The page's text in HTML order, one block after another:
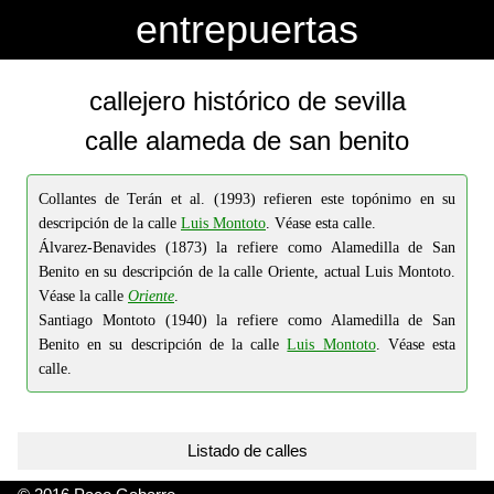
entrepuertas
callejero histórico de sevilla
calle alameda de san benito
Collantes de Terán et al. (1993) refieren este topónimo en su
descripción de la calle Luis Montoto. Véase esta calle.
Álvarez-Benavides (1873) la refiere como Alamedilla de San
Benito en su descripción de la calle Oriente, actual Luis Montoto.
Véase la calle Oriente.
Santiago Montoto (1940) la refiere como Alamedilla de San
Benito en su descripción de la calleLuis Montoto. Véase esta
calle.
Listado de calles